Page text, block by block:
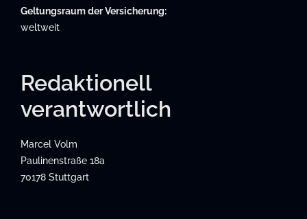
Geltungsraum der Versicherung:
weltweit
Redaktionell
verantwortlich
Marcel Volm
Paulinenstraße 18a
70178 Stuttgart